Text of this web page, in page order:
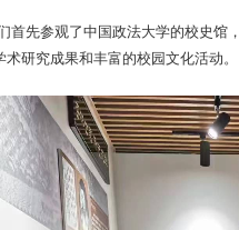
首先参观了中国政法大学的校史馆
研究成果和丰富的校园文化活动。